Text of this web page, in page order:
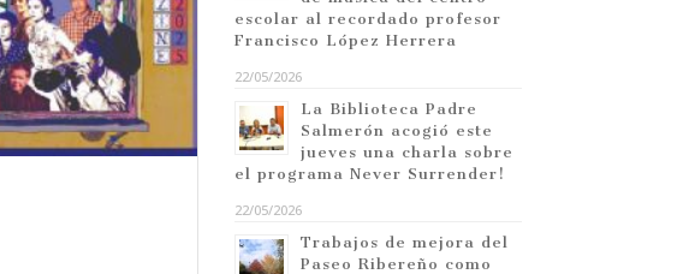
escolar al recordado profesor
Francisco López Herrera
22/05/2026
La Biblioteca Padre
Salmerón acogió este
jueves una charla sobre
el programa Never Surrender!
22/05/2026
Trabajos de mejora del
Paseo Ribereño como